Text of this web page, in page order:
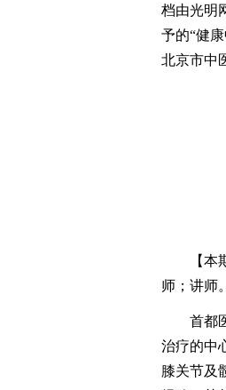
档由光明
予的“健
北京市中
【本期
师；讲师。
首都医
治疗的中
膝关节及